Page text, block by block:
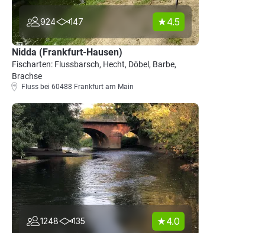
924 147 4.5
Nidda (Frankfurt-Hausen)
Fischarten: Flussbarsch, Hecht, Döbel, Barbe,
Brachse
Fluss bei 60488 Frankfurt am Main
1248 135 4.0